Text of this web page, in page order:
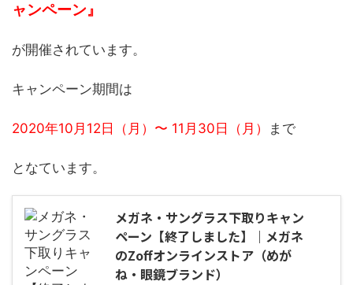
ャンペーン』
が開催されています。
キャンペーン期間は
2020年10月12日（月）〜 11月30日（月） まで
となています。
メガネ・サングラス下取りキャン
ペーン【終了しました】｜メガネ
のZoffオンラインストア（めが
ね・眼鏡ブランド）